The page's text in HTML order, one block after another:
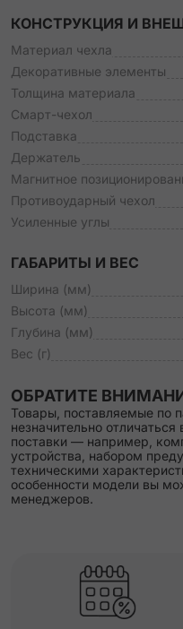
КОНСТРУКЦИЯ И
Материал чехла
Декоративные элементы
Толщина материала
Смарт-чехол
Подставка
Держатель
Магнитное
Противоударный чехол
Усиленные углы
ГАБАРИТЫ И ВЕС
Ширина (мм)
Высота (мм)
Глубина (мм)
Вес (г)
ОБРАТИТЕ
Товары, поставляемые по
незначительно
поставки — например,
устройства, набором
техническими
особенности модели вы
менеджеров.